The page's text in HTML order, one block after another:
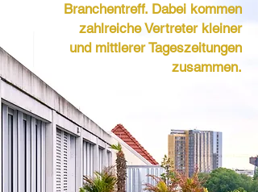
Branchentreff. Dabei kommen
zahlreiche Vertreter kleiner
und mittlerer Tageszeitungen
zusammen.